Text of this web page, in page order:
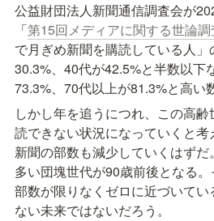
公益財団法人新聞通信調査会が
「第15回メディアに関する世論調
で月ぎめ新聞を購読している人
30.3%、40代が42.5%と半数以下
73.3%、70代以上が81.3%と高い
しかし年を追うにつれ、この高
読できない状況になっていくと
新聞の部数も減少していくはず
多い団塊世代が90歳前後となる
部数が限りなくゼロに近づいてい
ない未来ではないだろう。